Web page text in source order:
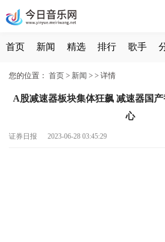
首页 新闻 精选 排行 歌手
您的位置： 首页 > 新闻 > > 详情
A股减速器板块集体狂飙 减速器国
心
证券日报 2023-06-28 03:45:29